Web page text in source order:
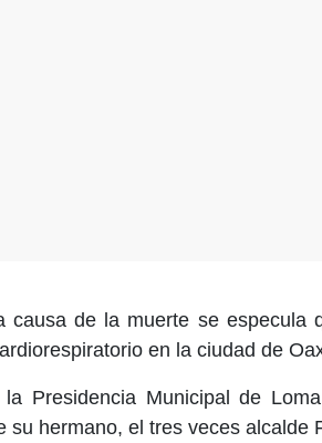
causa de la muerte se especula
en la ciudad de
Presidencia Municipal de
su hermano, el tres veces alcalde